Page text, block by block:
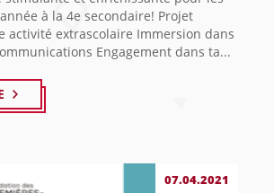
à la 4e secondaire! Projet
activité extrascolaire Immersion dans
Engagement dans ta...
07.04.2021